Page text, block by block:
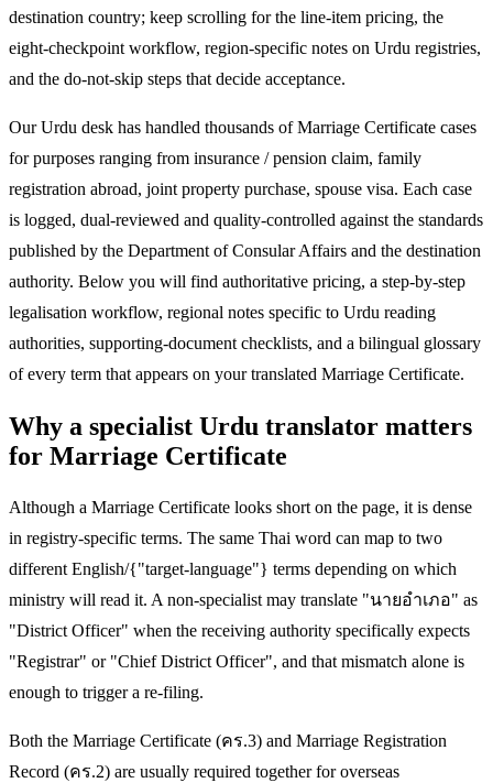
destination country; keep scrolling for the line-item pricing, the
eight-checkpoint workflow, region-specific notes on Urdu registries,
and the do-not-skip steps that decide acceptance.
Our Urdu desk has handled thousands of Marriage Certificate cases
for purposes ranging from insurance / pension claim, family
registration abroad, joint property purchase, spouse visa. Each case
is logged, dual-reviewed and quality-controlled against the standards
published by the Department of Consular Affairs and the destination
authority. Below you will find authoritative pricing, a step-by-step
legalisation workflow, regional notes specific to Urdu reading
authorities, supporting-document checklists, and a bilingual glossary
of every term that appears on your translated Marriage Certificate.
Why a specialist Urdu translator matters
for Marriage Certificate
Although a Marriage Certificate looks short on the page, it is dense
in registry-specific terms. The same Thai word can map to two
different English/{"target-language"} terms depending on which
ministry will read it. A non-specialist may translate "นายอำเภอ" as
"District Officer" when the receiving authority specifically expects
"Registrar" or "Chief District Officer", and that mismatch alone is
enough to trigger a re-filing.
Both the Marriage Certificate (คร.3) and Marriage Registration
Record (คร.2) are usually required together for overseas